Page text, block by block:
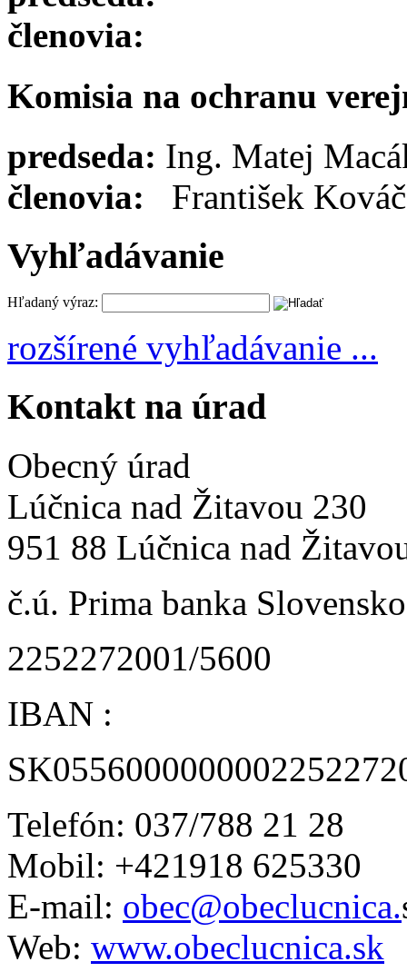
členovia:
Komisia na ochranu
predseda: Ing. Matej
členovia: František
Vyhľadávanie
Hľadaný výraz:
rozšírené vyhľadávanie ...
Kontakt na úrad
Obecný úrad
Lúčnica nad Žitavou 230
951 88 Lúčnica nad
č.ú. Prima banka
2252272001/5600
IBAN :
Telefón: 037/788 21 28
Mobil: +421918 625330
E-mail: obec@obeclucnica.
Web: www.obeclucnica.sk